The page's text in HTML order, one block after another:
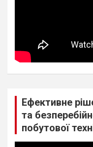
Ефективне
та
побутової